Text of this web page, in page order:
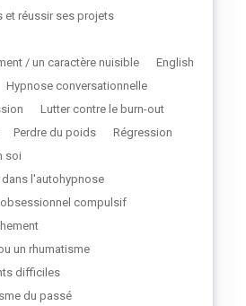
réussir ses projets
/ un caractère nuisible
English
Hypnose conversationnelle
Lutter contre le burn-out
Perdre du poids
Régression
soi
l'autohypnose
compulsif
un rhumatisme
difficiles
du passé